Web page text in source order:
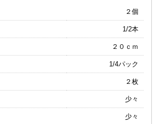
２個
1/2本
２０ｃｍ
1/4パック
２枚
少々
少々